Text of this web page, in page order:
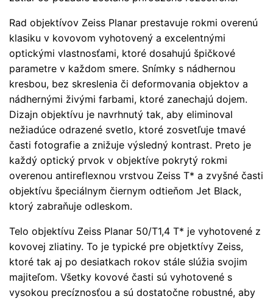
Rad objektívov Zeiss Planar prestavuje rokmi overenú
klasiku v kovovom vyhotovený a excelentnými
optickými vlastnosťami, ktoré dosahujú špičkové
parametre v každom smere. Snímky s nádhernou
kresbou, bez skreslenia či deformovania objektov a
nádhernými živými farbami, ktoré zanechajú dojem.
Dizajn objektívu je navrhnutý tak, aby eliminoval
nežiadúce odrazené svetlo, ktoré zosvetľuje tmavé
časti fotografie a znižuje výsledný kontrast. Preto je
každý optický prvok v objektíve pokrytý rokmi
overenou antireflexnou vrstvou Zeiss T* a zvyšné časti
objektívu špeciálnym čiernym odtieňom Jet Black,
ktorý zabraňuje odleskom.
Telo objektívu Zeiss Planar 50/T1,4 T* je vyhotovené z
kovovej zliatiny. To je typické pre objetktívy Zeiss,
ktoré tak aj po desiatkach rokov stále slúžia svojim
majiteľom. Všetky kovové časti sú vyhotovené s
vysokou precíznosťou a sú dostatočne robustné, aby